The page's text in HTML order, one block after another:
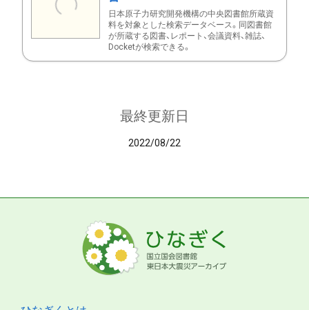
日本原子力研究開発機構の中央図書館所蔵資
料を対象とした検索データベース。同図書館
が所蔵する図書、レポート、会議資料、雑誌、
Docketが検索できる。
最終更新日
2022/08/22